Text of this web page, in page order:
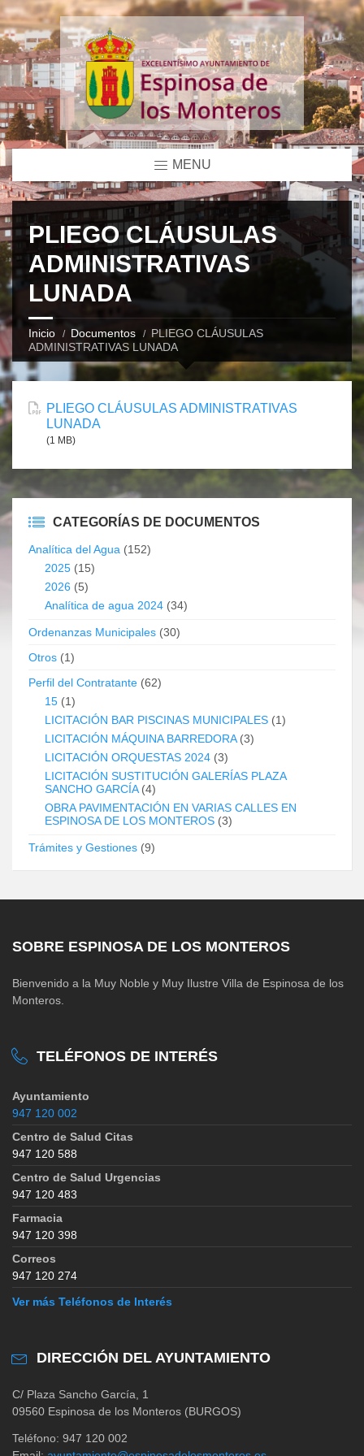
MENU
PLIEGO CLÁUSULAS
ADMINISTRATIVAS
LUNADA
Inicio Documentos
PLIEGO CLÁUSULAS
ADMINISTRATIVAS LUNADA
PLIEGO CLÁUSULAS ADMINISTRATIVAS
LUNADA
(1 MB)
CATEGORÍAS DE DOCUMENTOS
Analítica del Agua (152)
2025 (15)
2026 (5)
Analítica de agua 2024 (34)
Ordenanzas Municipales (30)
Otros (1)
Perfil del Contratante (62)
15 (1)
LICITACIÓN BAR PISCINAS MUNICIPALES (1)
LICITACIÓN MÁQUINA BARREDORA(3)
LICITACIÓN ORQUESTAS 2024 (3)
LICITACIÓN SUSTITUCIÓN GALERÍAS PLAZA
SANCHO GARCÍA(4)
OBRA PAVIMENTACIÓN EN VARIAS CALLES EN
ESPINOSA DE LOS MONTEROS (3)
Trámites y Gestiones (9)
SOBRE ESPINOSA DE LOS MONTEROS
Bienvenido a la Muy Noble y Muy Ilustre Villa de Espinosa de los
Monteros.
TELÉFONOS DE INTERÉS
Ayuntamiento
947 120 002
Centro de Salud Citas
947 120 588
Centro de Salud Urgencias
947 120 483
Farmacia
947 120 398
Correos
947 120 274
Ver más Teléfonos de Interés
DIRECCIÓN DEL AYUNTAMIENTO
C/ Plaza Sancho García, 1
09560 Espinosa de los Monteros (BURGOS)
Teléfono: 947 120 002